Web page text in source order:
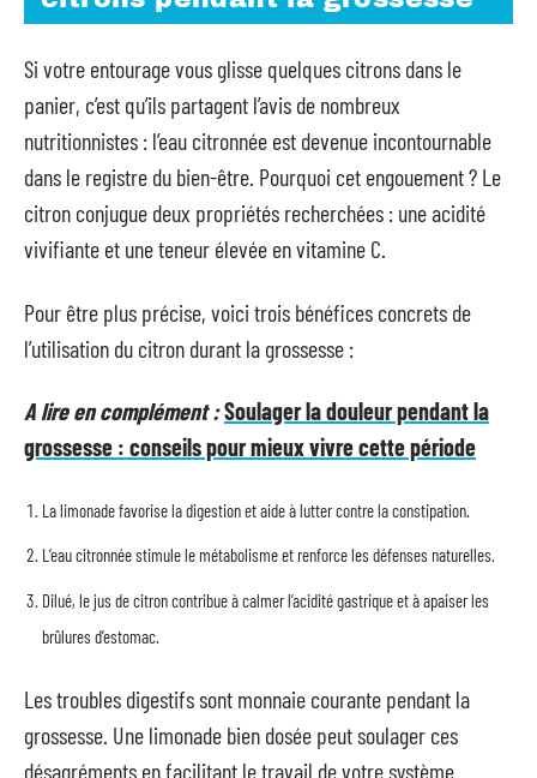
Si votre entourage vous glisse quelques citrons dans le
panier, c’est qu’ils partagent l’avis de nombreux
nutritionnistes : l’eau citronnée est devenue incontournable
dans le registre du bien-être. Pourquoi cet engouement ? Le
citron conjugue deux propriétés recherchées : une acidité
vivifiante et une teneur élevée en vitamine C.
Pour être plus précise, voici trois bénéfices concrets de
l’utilisation du citron durant la grossesse :
A lire en complément :Soulager la douleur pendant la
grossesse : conseils pour mieux vivre cette période
La limonade favorise la digestion et aide à lutter contre la constipation.
L’eau citronnée stimule le métabolisme et renforce les défenses naturelles.
Dilué, le jus de citron contribue à calmer l’acidité gastrique et à apaiser les
brûlures d’estomac.
Les troubles digestifs sont monnaie courante pendant la
grossesse. Une limonade bien dosée peut soulager ces
désagréments en facilitant le travail de votre système